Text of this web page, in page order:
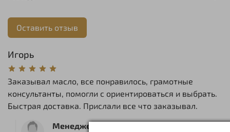
Игорь
Заказывал масло, все понравилось, грамотные
консультанты, помогли с ориентироваться и выбрать.
Быстрая доставка. Прислали все что заказывал.
Менеджер магазина
Оставить отзыв